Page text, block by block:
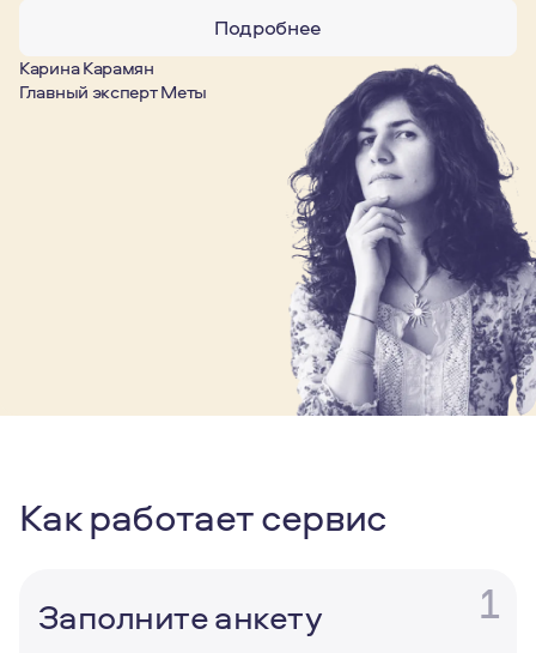
Подробнее
Карина Карамян
Главный эксперт Меты
Как работает сервис
1
Заполните анкету